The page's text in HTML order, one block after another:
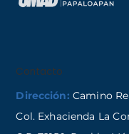
Contacto
Dirección: Camino
Col. Exhacienda La